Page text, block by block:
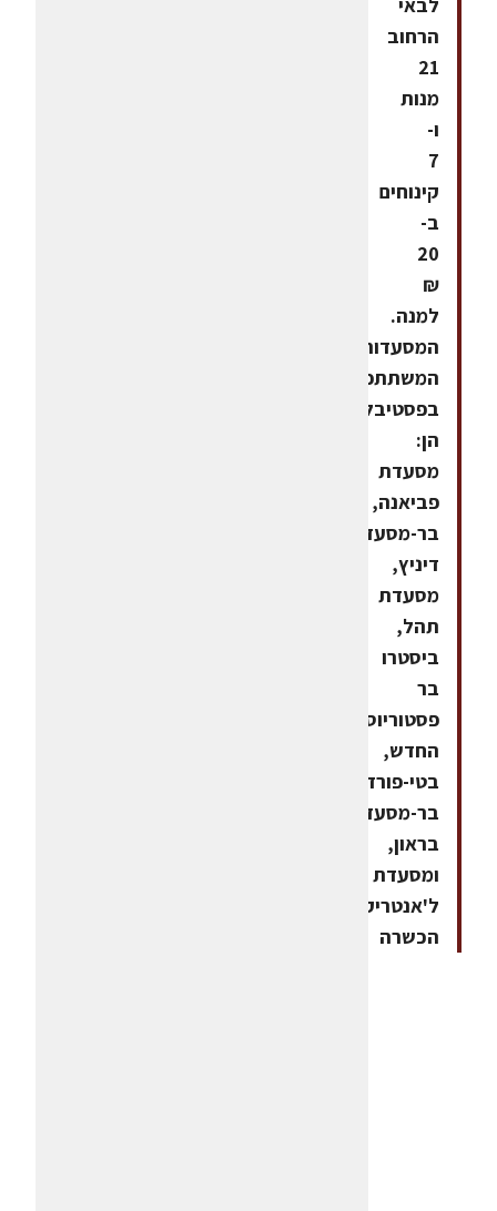
הרחוב
21
מנות
ו-
7
קינוחים
ב-
20
₪
למנה.
המסעדות
המשתתפות
בפסטיבל
הן:
מסעדת
פביאנה,
בר-מסעדה
דיניץ,
מסעדת
תהל,
ביסטרו
בר
פסטוריוס
החדש,
בטי-פורד,
בר-מסעדה
בראון,
ומסעדת
ל'אנטריקוט
הכשרה